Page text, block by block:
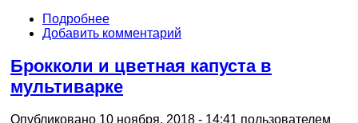
Подробнее
Добавить комментарий
Брокколи и цветная капуста в
мультиварке
Опубликовано 10 ноября, 2018 - 14:41 пользователем